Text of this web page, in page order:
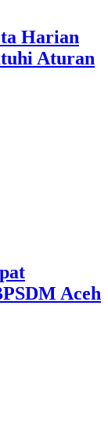
Harian
Aturan
Aceh